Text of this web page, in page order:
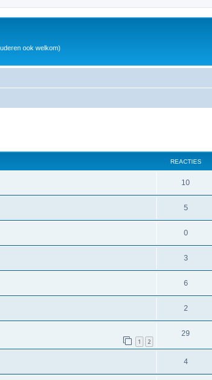
ook welkom)
REACTIES
10
5
0
3
6
2
1 2
29
4